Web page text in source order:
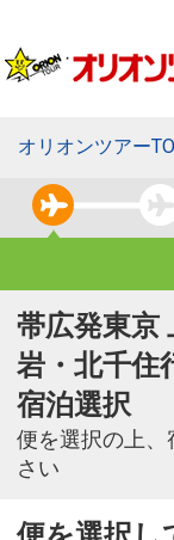
オリオンツアー
帯広発東京
岩・北千住
宿泊選択
便を選択の上
さい